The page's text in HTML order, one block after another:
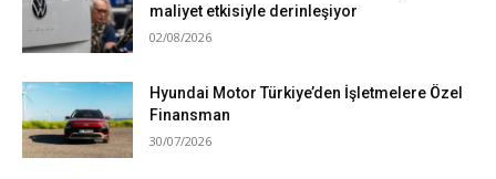
maliyet etkisiyle derinleşiyor
02/08/2026
Hyundai Motor Türkiye’den İşletmelere Özel
Finansman
30/07/2026